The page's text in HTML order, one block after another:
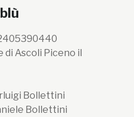
Ascoli Piceno il
Bollettini
Bollettini